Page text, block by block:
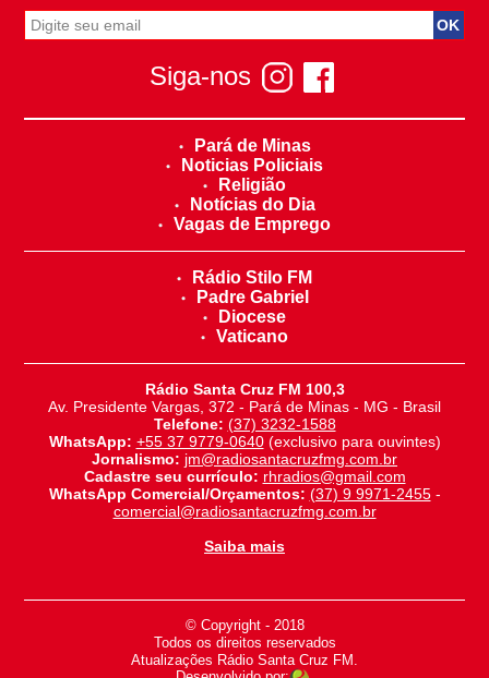
Siga-nos
Pará de Minas
Noticias Policiais
Religião
Notícias do Dia
Vagas de Emprego
Rádio Stilo FM
Padre Gabriel
Diocese
Vaticano
Rádio Santa Cruz FM 100,3
Av. Presidente Vargas, 372 - Pará de Minas - MG - Brasil
Telefone: (37) 3232-1588
WhatsApp: +55 37 9779-0640(exclusivo para ouvintes)
Jornalismo: jm@radiosantacruzfmg.com.br
Cadastre seu currículo: rhradios@gmail.com
WhatsApp Comercial/Orçamentos: (37) 9 9971-2455-
comercial@radiosantacruzfmg.com.br
Saiba mais
© Copyright - 2018
-
Todos os direitos reservados
-
Atualizações Rádio Santa Cruz FM.